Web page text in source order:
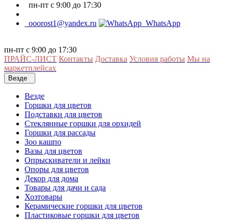
пн-пт с 9:00 до 17:30
ooorost1@yandex.ru WhatsApp
пн-пт с 9:00 до 17:30
ПРАЙС-ЛИСТ Контакты Доставка Условия работы Мы на
маркетплейсах
Везде
Везде
Горшки для цветов
Подставки для цветов
Стеклянные горшки для орхидей
Горшки для рассады
Зоо кашпо
Вазы для цветов
Опрыскиватели и лейки
Опоры для цветов
Декор для дома
Товары для дачи и сада
Хозтовары
Керамические горшки для цветов
Пластиковые горшки для цветов